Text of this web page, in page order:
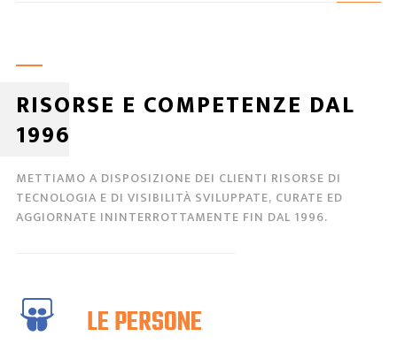
RISORSE E COMPETENZE DAL
1996
METTIAMO A DISPOSIZIONE DEI CLIENTI RISORSE DI
TECNOLOGIA E DI VISIBILITÀ SVILUPPATE, CURATE ED
AGGIORNATE ININTERROTTAMENTE FIN DAL 1996.
LE PERSONE